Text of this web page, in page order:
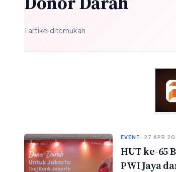
1 artikel ditemukan
EVENT· 27 APR
HUT ke-65
PWI Jaya